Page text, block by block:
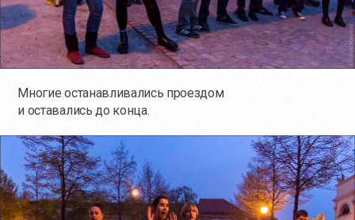
Многие останавливались проездом
и оставались до конца.